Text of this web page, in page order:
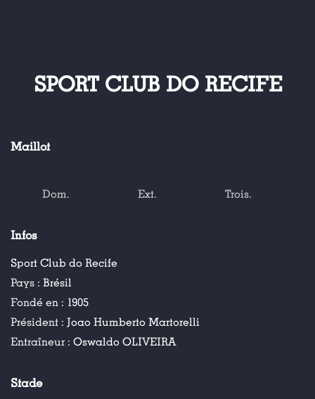
SPORT CLUB DO RECIFE
Maillot
Dom. Ext. Trois.
Infos
Sport Club do Recife
Pays : Brésil
Fondé en : 1905
Président : Joao Humberto Martorelli
Entraîneur : Oswaldo OLIVEIRA
Stade